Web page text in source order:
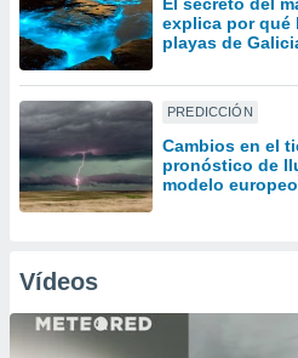
el sitio
se
para
ni para
o
aunque
web a
abono
explica por qué
playas de
PREDICCIÓN
Cambios en el
pronóstico de
modelo
Vídeos